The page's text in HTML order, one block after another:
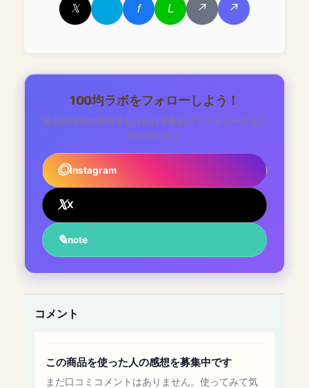
100均ラボをフォローしよう！
超お得情報や懸賞等も行われる事あり？フォローするだ
けお得かも！
Instagram
X
note
コメント
この商品を使った人の感想を募集中です
まだ口コミコメントはありません。使ってみて気